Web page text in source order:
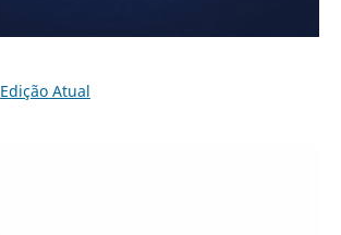
Edição Atual